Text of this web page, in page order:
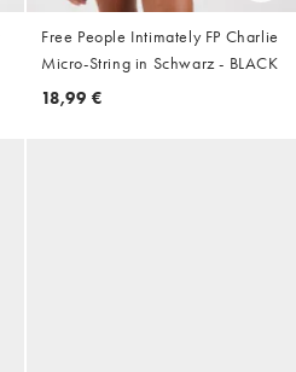
Free People Intimately FP Charlie
Micro-String in Schwarz - BLACK
18,99 €